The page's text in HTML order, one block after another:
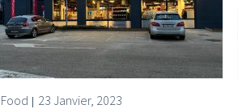
Food 23 Janvier, 2023